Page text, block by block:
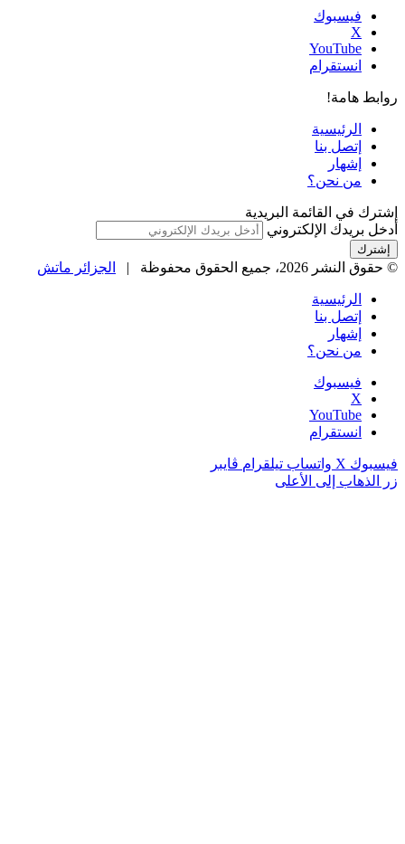
فيسبوك
‫X
‫YouTube
انستقرام
روابط هامة!
الرئيسية
إتصل بنا
إشهار
من نحن؟
إشترك في القائمة البريدية
أدخل بريدك الإلكتروني
© حقوق النشر 2026، جميع الحقوق محفوظة | الجزائر ماتش
الرئيسية
إتصل بنا
إشهار
من نحن؟
فيسبوك
‫X
‫YouTube
انستقرام
فيسبوك ‫X واتساب تيلقرام ڤايبر
زر الذهاب إلى الأعلى